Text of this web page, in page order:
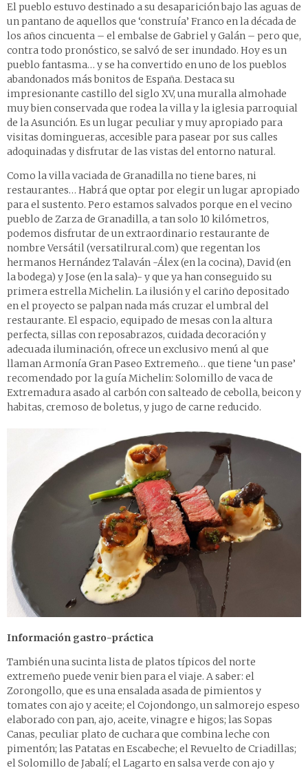
El pueblo estuvo destinado a su desaparición bajo las aguas de
un pantano de aquellos que ‘construía’ Franco en la década de
los años cincuenta – el embalse de Gabriel y Galán – pero que,
contra todo pronóstico, se salvó de ser inundado. Hoy es un
pueblo fantasma… y se ha convertido en uno de los pueblos
abandonados más bonitos de España. Destaca su
impresionante castillo del siglo XV, una muralla almohade
muy bien conservada que rodea la villa y la iglesia parroquial
de la Asunción. Es un lugar peculiar y muy apropiado para
visitas domingueras, accesible para pasear por sus calles
adoquinadas y disfrutar de las vistas del entorno natural.
Como la villa vaciada de Granadilla no tiene bares, ni
restaurantes… Habrá que optar por elegir un lugar apropiado
para el sustento. Pero estamos salvados porque en el vecino
pueblo de Zarza de Granadilla, a tan solo 10 kilómetros,
podemos disfrutar de un extraordinario restaurante de
nombre Versátil (versatilrural.com) que regentan los
hermanos Hernández Talaván -Álex (en la cocina), David (en
la bodega) y Jose (en la sala)- y que ya han conseguido su
primera estrella Michelin. La ilusión y el cariño depositado
en el proyecto se palpan nada más cruzar el umbral del
restaurante. El espacio, equipado de mesas con la altura
perfecta, sillas con reposabrazos, cuidada decoración y
adecuada iluminación, ofrece un exclusivo menú al que
llaman Armonía Gran Paseo Extremeño… que tiene ‘un pase’
recomendado por la guía Michelin: Solomillo de vaca de
Extremadura asado al carbón con salteado de cebolla, beicon y
habitas, cremoso de boletus, y jugo de carne reducido.
Información gastro-práctica
También una sucinta lista de platos típicos del norte
extremeño puede venir bien para el viaje. A saber: el
Zorongollo, que es una ensalada asada de pimientos y
tomates con ajo y aceite; el Cojondongo, un salmorejo espeso
elaborado con pan, ajo, aceite, vinagre e higos; las Sopas
Canas, peculiar plato de cuchara que combina leche con
pimentón; las Patatas en Escabeche; el Revuelto de Criadillas;
el Solomillo de Jabalí; el Lagarto en salsa verde con ajo y